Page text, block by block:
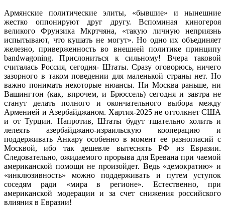
Армянские политические элиты, «бывшие» и нынешние
жестко оппонируют друг другу. Вспоминая киногероя
великого Фрунзика Мкртчяна, «такую личную неприязнь
испытывают, что кушать не могут». Но одно их объединяет
железно, приверженность во внешней политике принципу
bandwagoning. Прислониться к сильному! Вчера таковой
считалась Россия, сегодня- Штаты. Сразу оговорюсь, ничего
зазорного в таком поведении для маленькой страны нет. Но
важно понимать некоторые нюансы. Ни Москва раньше, ни
Вашингтон (как, впрочем, и Брюссель) сегодня и завтра не
станут делать полного и окончательного выбора между
Арменией и Азербайджаном. Хартия-2025 не оттолкнет США
и от Турции. Напротив, Штаты будут тщательно холить и
лелеять азербайджано-израильскую кооперацию и
поддерживать Анкару особенно в момент ее разногласий с
Москвой, ибо так дешевле вытеснять РФ из Евразии.
Следовательно, ожидаемого прорыва для Еревана при чаемой
американской помощи не произойдет. Ведь «демократию» и
«инклюзивность» можно поддерживать и путем уступок
соседям ради «мира в регионе». Естественно, при
американской модерации и за счет снижения российского
влияния в Евразии!